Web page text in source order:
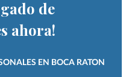
de
ahora!
EN BOCA RATON